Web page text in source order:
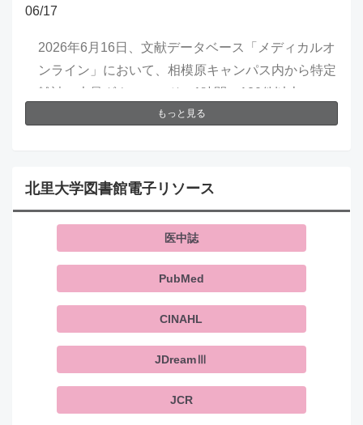
06/17
2026年6月16日、文献データベース「メディカルオ
ンライン」において、相模原キャンパス内から特定
雑誌の大量ダウンロード（1時間に120件以上）が
確認されました。この影響により、一時的に一部IP
サービス全体の利用停止につながる可能性がありま
ださい。 ■メディカルオンラインご利用時の注意
同一利用者が、特定雑誌に掲載された文献の収集を
目的として、連続的または断続的に大量にダウンロ
ードする行為は禁止されています。 ≪禁止事項に
あたる利用の例≫ ・同一利用者が、1日または数
で まとめてダウンロードし、計300件取得す
る。 ・同一利用者が、A誌の文献を毎号分ダウン
ロードし、それを数か月にわたり繰り返し、 結
もっと見る
北里大学図書館電子リソース
医中誌
PubMed
CINAHL
JDreamⅢ
JCR